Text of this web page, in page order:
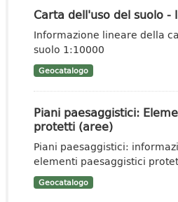
Carta dell'uso del suolo -
Informazione lineare della
suolo 1:10000
Geocatalogo
Piani paesaggistici:
protetti (aree)
Piani paesaggistici:
elementi paesaggistici
Geocatalogo